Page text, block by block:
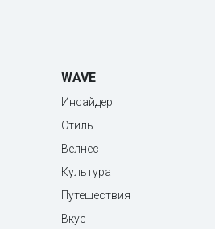
WAVE
Инсайдер
Стиль
Велнес
Культура
Путешествия
Вкус